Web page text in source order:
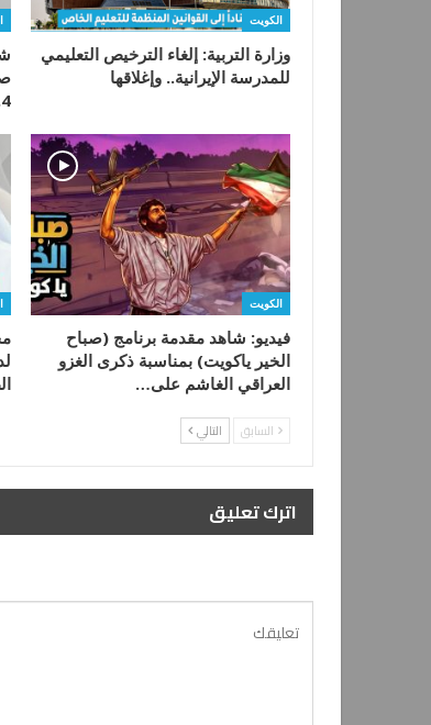
الكويت
وزارة التربية: إلغاء الترخيص التعليمي
للمدرسة الإيرانية.. وإغلاقها
الكويت
فيديو: شاهد مقدمة برنامج (صباح
الخير ياكويت) بمناسبة ذكرى الغزو
العراقي الغاشم على…
السابق التالي
اترك تعليق